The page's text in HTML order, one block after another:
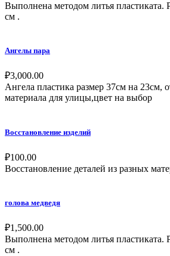
Выполнена методом литья пластиката.
см .
Ангелы пара
₽3,000.00
Ангела пластика размер 37см на 23см,
материала для улицы,цвет на выбор
Восстановление изделий
₽100.00
Восстановление деталей из разных
голова медведя
₽1,500.00
Выполнена методом литья пластиката.
см .